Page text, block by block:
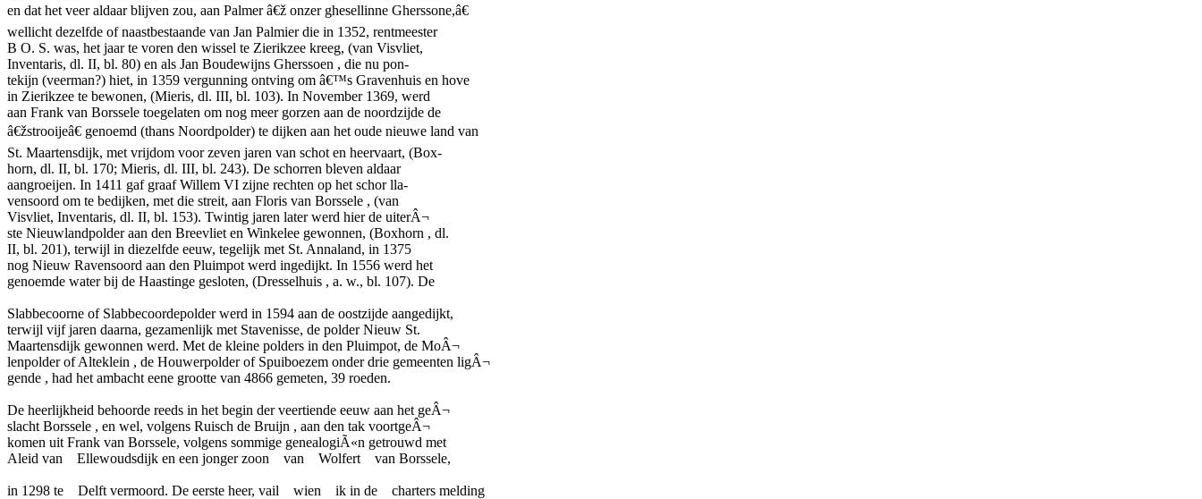
en dat het veer aldaar blijven zou, aan Palmer â€ž onzer ghesellinne Gherssone,â€
wellicht dezelfde of naastbestaande van Jan Palmier die in 1352, rentmeester
B O. S. was, het jaar te voren den wissel te Zierikzee kreeg, (van Visvliet,
Inventaris, dl. II, bl. 80) en als Jan Boudewijns Gherssoen , die nu pon-
tekijn (veerman?) hiet, in 1359 vergunning ontving om â€™s Gravenhuis en hove
in Zierikzee te bewonen, (Mieris, dl. III, bl. 103). In November 1369, werd
aan Frank van Borssele toegelaten om nog meer gorzen aan de noordzijde de
â€žstrooijeâ€ genoemd (thans Noordpolder) te dijken aan het oude nieuwe land van
St. Maartensdijk, met vrijdom voor zeven jaren van schot en heervaart, (Box-
horn, dl. II, bl. 170; Mieris, dl. III, bl. 243). De schorren bleven aldaar
aangroeijen. In 1411 gaf graaf Willem VI zijne rechten op het schor lla-
vensoord om te bedijken, met die streit, aan Floris van Borssele , (van
Visvliet, Inventaris, dl. II, bl. 153). Twintig jaren later werd hier de uiterÂ¬
ste Nieuwlandpolder aan den Breevliet en Winkelee gewonnen, (Boxhorn , dl.
II, bl. 201), terwijl in diezelfde eeuw, tegelijk met St. Annaland, in 1375
nog Nieuw Ravensoord aan den Pluimpot werd ingedijkt. In 1556 werd het
genoemde water bij de Haastinge gesloten, (Dresselhuis , a. w., bl. 107). De
Slabbecoorne of Slabbecoordepolder werd in 1594 aan de oostzijde aangedijkt,
terwijl vijf jaren daarna, gezamenlijk met Stavenisse, de polder Nieuw St.
Maartensdijk gewonnen werd. Met de kleine polders in den Pluimpot, de MoÂ¬
lenpolder of Alteklein , de Houwerpolder of Spuiboezem onder drie gemeenten ligÂ¬
gende , had het ambacht eene grootte van 4866 gemeten, 39 roeden.
De heerlijkheid behoorde reeds in het begin der veertiende eeuw aan het geÂ¬
slacht Borssele , en wel, volgens Ruisch de Bruijn , aan den tak voortgeÂ¬
komen uit Frank van Borssele, volgens sommige genealogiÃ«n getrouwd met
Aleid van Ellewoudsdijk en een jonger zoon van Wolfert van Borssele,
in 1298 te Delft vermoord. De eerste heer, vail wien ik in de charters melding